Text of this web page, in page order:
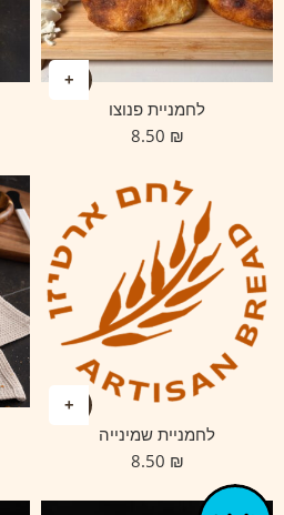
לחמניית פנוצו
₪
לחמניית שמינייה
₪